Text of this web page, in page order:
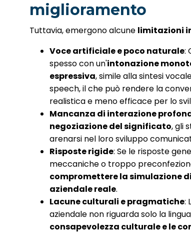
miglioramento
Tuttavia, emergono alcune limitazioni
Voce artificiale e poco naturale:
spesso con un'intonazione
espressiva, simile alla sintesi
speech, il che può rendere la
realistica e meno efficace per lo
Mancanza di interazione
negoziazione del significato, gli
arenarsi nel loro sviluppo
Risposte rigide: Se le risposte
meccaniche o troppo
compromettere la simulazione
aziendale reale.
Lacune culturali e pragmatiche:
aziendale non riguarda solo la
consapevolezza culturale e le